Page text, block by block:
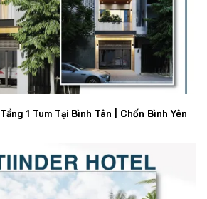
1 Tum Tại Bình Tân | Chốn Bình Yên